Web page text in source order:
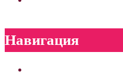
Навигация